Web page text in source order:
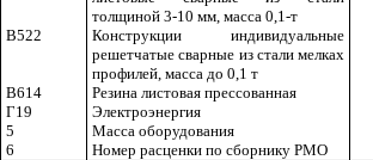
толщиной 3-10 мм, масса 0,1-т
В522
Конструкции индивидуальные
решетчатые сварные из стали мелках
профилей, масса до 0,1 т
В614 Резина листовая прессованная
Г19
Электроэнергия
5
Масса оборудования
6
Номер расценки по сборнику РМО